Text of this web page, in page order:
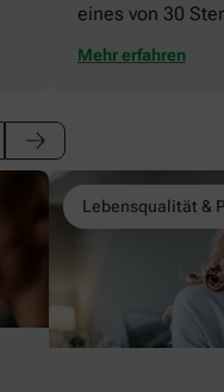
eines von 30
Mehr erfahren
Lebensqualität &